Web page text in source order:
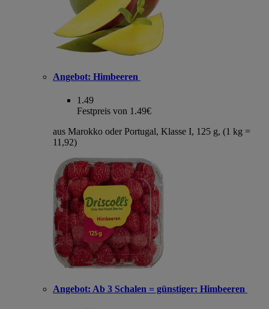
Angebot: Himbeeren
1.49
Festpreis von 1.49€
aus Marokko oder Portugal, Klasse I, 125 g, (1 kg =
11,92)
Angebot: Ab 3 Schalen = günstiger: Himbeeren